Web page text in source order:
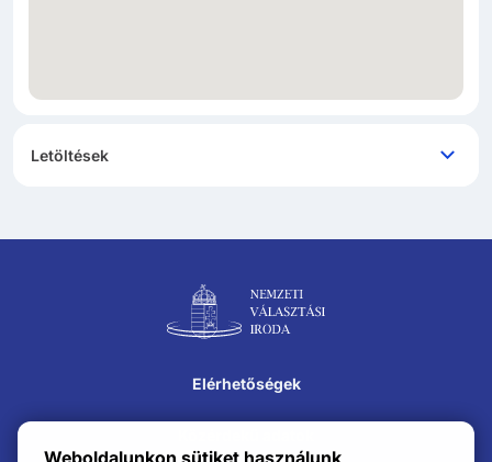
Weboldalunkon sütiket használunk
Letöltések
Lábléc navigáció
Elérhetőségek